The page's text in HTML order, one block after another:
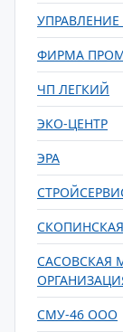
ФИРМА
ЧП ЛЕГКИЙ
ЭКО-ЦЕНТР
ЭРА
САСОВСКАЯ
СМУ-46 ООО